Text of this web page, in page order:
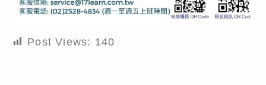
Post Views: 140